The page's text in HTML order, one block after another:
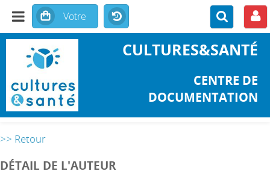
CULTURES&SANTÉ
CENTRE DE
DOCUMENTATION
>> Retour
DÉTAIL DE L'AUTEUR